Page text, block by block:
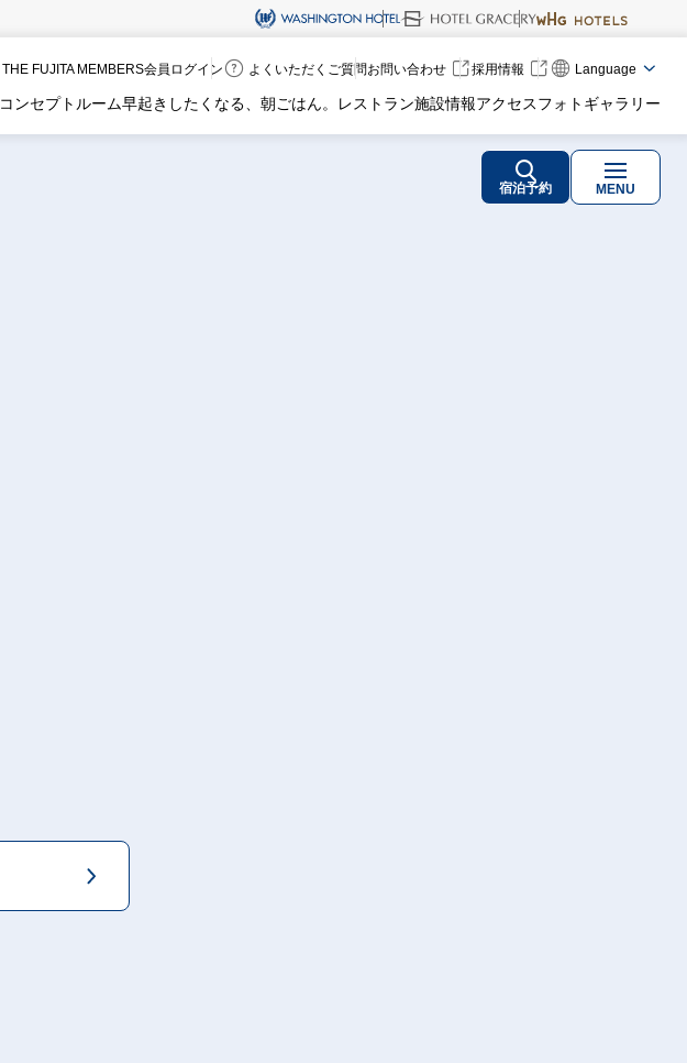
THE FUJITA MEMBERS会員ログイン よくいただくご質問お問い合わせ 採用情報 Language
コンセプトルーム早起きしたくなる、朝ごはん。 レストラン施設情報アクセスフォトギャラリー
宿泊予約 MENU